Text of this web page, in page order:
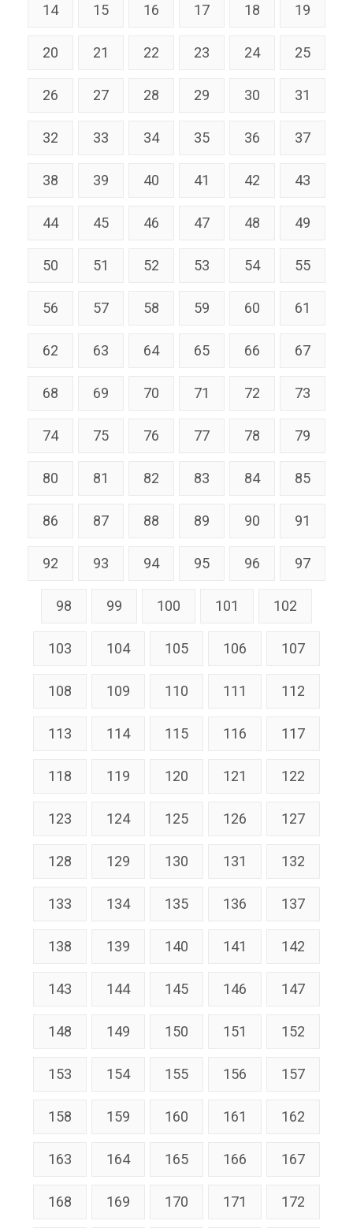
14 15 16 17 18 19
20 21 22 23 24 25
26 27 28 29 30 31
32 33 34 35 36 37
38 39 40 41 42 43
44 45 46 47 48 49
50 51 52 53 54 55
56 57 58 59 60 61
62 63 64 65 66 67
68 69 70 71 72 73
74 75 76 77 78 79
80 81 82 83 84 85
86 87 88 89 90 91
92 93 94 95 96 97
98 99 100 101 102
103 104 105 106 107
108 109 110 111 112
113 114 115 116 117
118 119 120 121 122
123 124 125 126 127
128 129 130 131 132
133 134 135 136 137
138 139 140 141 142
143 144 145 146 147
148 149 150 151 152
153 154 155 156 157
158 159 160 161 162
163 164 165 166 167
168 169 170 171 172